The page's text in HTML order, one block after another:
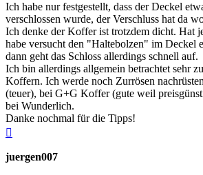
Ich habe nur festgestellt, dass der Deckel
verschlossen wurde, der Verschluss hat da
Ich denke der Koffer ist trotzdem dicht. Hat
habe versucht den "Haltebolzen" im Deckel
dann geht das Schloss allerdings schnell auf.
Ich bin allerdings allgemein betrachtet sehr
Koffern. Ich werde noch Zurrösen
(teuer), bei G+G Koffer (gute weil
bei Wunderlich.
Danke nochmal für die Tipps!
juergen007